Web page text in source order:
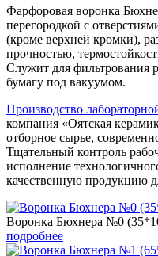
Фарфоровая воронка
перегородкой с
(кроме верхней кромки),
прочностью,
Служит для фильтрования
бумагу под вакуумом.
Производство
компания «Оятская
отборное сырье,
Тщательный контроль
исполнение
качественную продукцию
Воронка Бюхнера №0
подробнее